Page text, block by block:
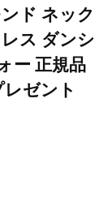
ド ネック
ス ダンシ
ー 正規品
ゼント